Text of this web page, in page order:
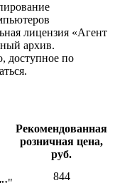
лицензия «Агент
архив.
доступное по
Рекомендованная
розничная цена,
руб.
844